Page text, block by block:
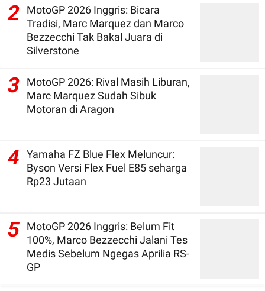
2
MotoGP 2026 Inggris: Bicara
Tradisi, Marc Marquez dan Marco
Bezzecchi Tak Bakal Juara di
Silverstone
3
MotoGP 2026: Rival Masih Liburan,
Marc Marquez Sudah Sibuk
Motoran di Aragon
4
Yamaha FZ Blue Flex Meluncur:
Byson Versi Flex Fuel E85 seharga
Rp23 Jutaan
5 MotoGP 2026 Inggris: Belum Fit
100%, Marco Bezzecchi Jalani Tes
Medis Sebelum Ngegas Aprilia RS-
GP